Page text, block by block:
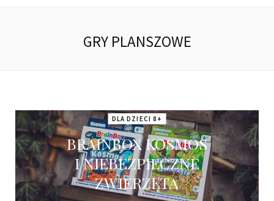
GRY PLANSZOWE
DLA DZIECI 8+
BRAINBOX KOSMOS
I NIEBEZPIECZNE
ZWIERZĘTA